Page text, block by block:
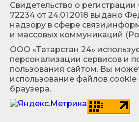
Cвидетельство о
72234 от 24.01.2018 выдано
надзору в сфере
и массовых коммуникаций
ООО «Татарстан 24»
персонализации сервисов и
пользования сайтом. Вы
использование файлов cookie
браузера.